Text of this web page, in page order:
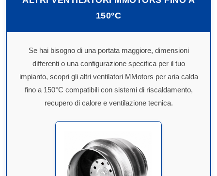
150°C
Se hai bisogno di una portata maggiore, dimensioni
differenti o una configurazione specifica per il tuo
impianto, scopri gli altri ventilatori MMotors per aria calda
fino a 150°C compatibili con sistemi di riscaldamento,
recupero di calore e ventilazione tecnica.